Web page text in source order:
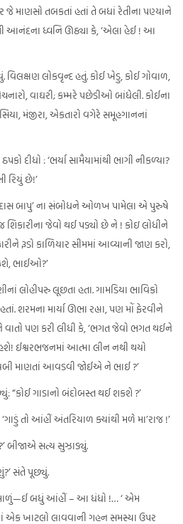
જે માણસો તબકતાં હતાં તે બધાં રેતીના પણ્યાને
આનંદના ધ્વનિ ઊઠ્યા કે, ‘એલા હેઈ ! આ
વિલક્ષણ લોકવૃન્દ હતું. કોઈ ખેડુ, કોઈ ગોવાળ,
વાઘરી; કમ્મરે પછેડીઓ બાંધેલી. કોઈના
મંજીરા, એકતારો વગેરે સમૂહગાનનાં
દીધો : ‘ભર્યા સામૈયામાંથી ભાગી નીકળ્યા?
રિયું છે!’
બાપુ’ ના સંબોધને ઓળખ પામેલા એ પુરુષે
શિકારીના જેવો થઈ પડ્યો છે ને ! કોઇ લોધીને
રૂડો કાળિયાર સીમમાં આવ્યાની જાણ કરો,
ભાઈઓ?’
લોહીપરુ લૂછતા હતા. ગામડિયા ભાવિકો
શરમના માર્યા ઊભા રહ્યા, પણ મોં ફેરવીને
વાતો પણ કરી લીધી કે, ‘ભગત જેવો ભગત થઈને
ઈશ્વરભજનમાં આત્મા લીન નથી થયો
માણતાં આવડવી જોઈએ ને ભાઈ ?’
“કોઈ ગાડાનો બંદોબસ્ત થઈ શકશે ?’
તો આંહીં અંતરિયાળ ક્યાંથી મળે મા’રાજ !’
બીજાએ સત્ય સુઝાડ્યું.
સંતે પૂછ્યું.
બધું આંહીં – આ ધંધો !… ‘ એમ
એક ખાટલો લાવવાની ગહન સમસ્યા ઉપર